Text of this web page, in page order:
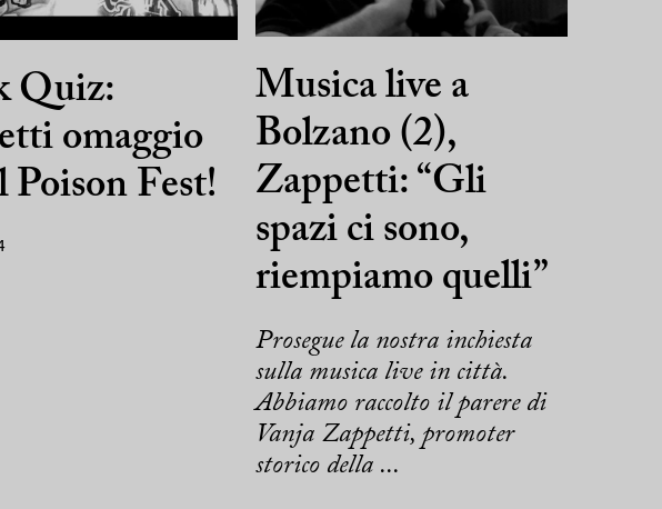
Quiz:
omaggio
Poison Fest!
Musica live a
Bolzano (2),
Zappetti: “Gli
spazi ci sono,
riempiamo quelli”
Prosegue la nostra inchiesta
sulla musica live in città.
Abbiamo raccolto il parere di
Vanja Zappetti, promoter
storico della ...